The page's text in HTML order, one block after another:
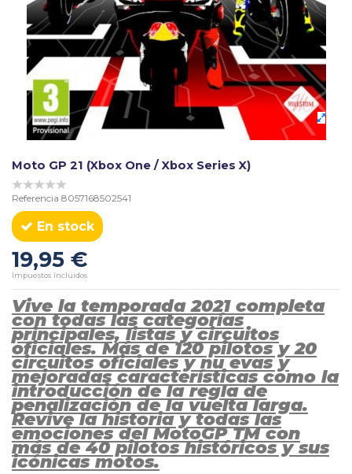
Moto GP 21 (Xbox One / Xbox Series X)
Referencia 8057168502541
En stock
19,95 €
Impuestos incluidos
Vive la temporada 2021 completa
con todas las categorías
principales, listas y circuitos
oficiales. Más de 120 pilotos y 20
circuitos oficiales y nu evas y
mejoradas características como la
introducción de la regla de
penalización de la vuelta larga.
Revive la historia y todas las
emociones del MotoGP TM con
más de 40 pilotos históricos y sus
icónicas motos.